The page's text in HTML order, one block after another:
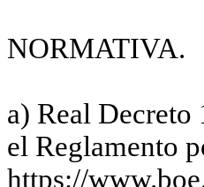
NORMATIVA.
a) Real Decreto
el Reglamento
https://